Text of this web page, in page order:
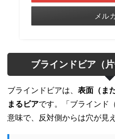
メル
ブラインドビア（
ブラインドビアは、 表面（ま
まるビアです。「ブラインド
意味で、反対側からは穴が見